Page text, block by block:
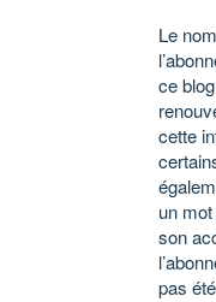
Le
ce
cette
un
son
pas